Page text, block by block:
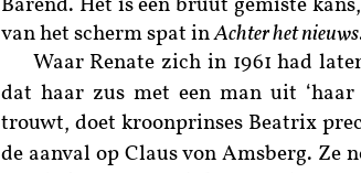
Barend. Het is een bruut gemiste
van het scherm spat in Achter het nieuws
Waar Renate zich in 1961 had
dat haar zus met een man uit ‘haar
trouwt, doet kroonprinses Beatrix
de aanval op Claus von Amsberg. Ze